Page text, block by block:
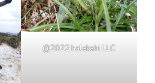
@2022 halekahi LLC